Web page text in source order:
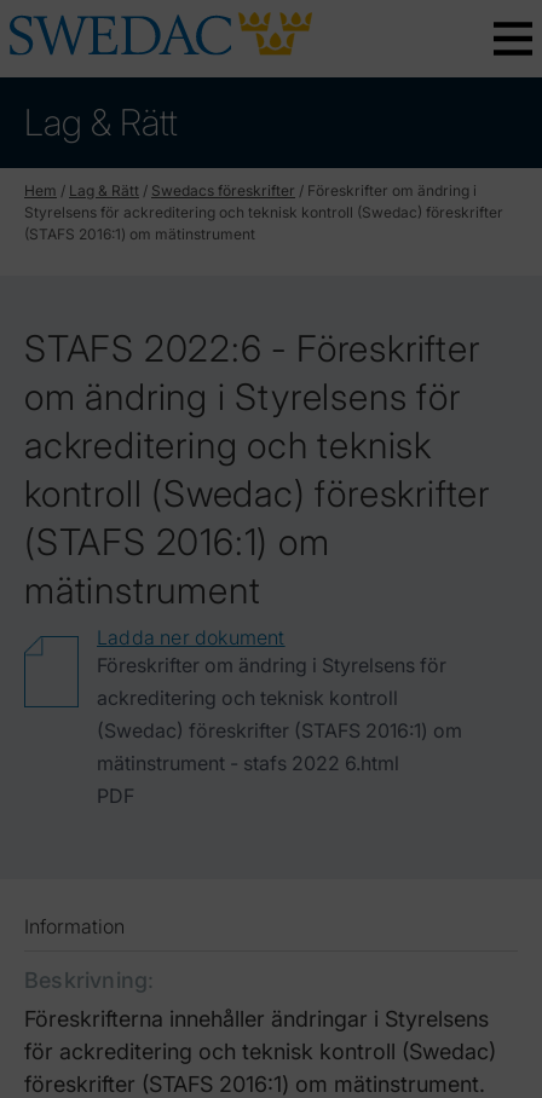
Lag & Rätt
Hem / Lag & Rätt / Swedacs föreskrifter / Föreskrifter om ändring i
Styrelsens för ackreditering och teknisk kontroll (Swedac) föreskrifter
(STAFS 2016:1) om mätinstrument
STAFS 2022:6 - Föreskrifter
om ändring i Styrelsens för
ackreditering och teknisk
kontroll (Swedac) föreskrifter
(STAFS 2016:1) om
mätinstrument
Ladda ner dokument
Föreskrifter om ändring i Styrelsens för
ackreditering och teknisk kontroll
(Swedac) föreskrifter (STAFS 2016:1) om
mätinstrument - stafs 2022 6.html
PDF
Information
Beskrivning:
Föreskrifterna innehåller ändringar i Styrelsens
för ackreditering och teknisk kontroll (Swedac)
föreskrifter (STAFS 2016:1) om mätinstrument.